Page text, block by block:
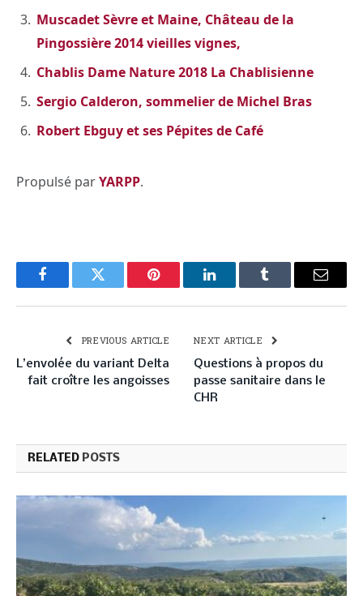
Muscadet Sèvre et Maine, Château de la
Pingossière 2014 vieilles vignes,
Chablis Dame Nature 2018 La Chablisienne
Sergio Calderon, sommelier de Michel Bras
Robert Ebguy et ses Pépites de Café
Propulsé parYARPP.
FacebookTwitter Pinterest LinkedInTumblr Email
PREVIOUS ARTICLE
L’envolée du variant Delta
fait croître les angoisses
NEXT ARTICLE
Questions à propos du
passe sanitaire dans le
CHR
RELATED POSTS